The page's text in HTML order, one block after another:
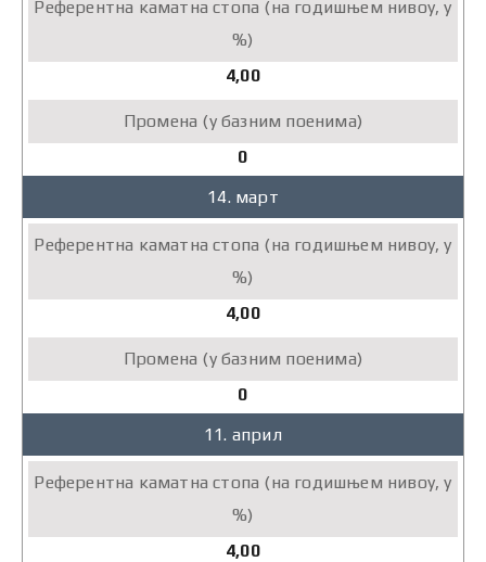
базним
4,00
0
14. март
4,00
0
11. април
4,00